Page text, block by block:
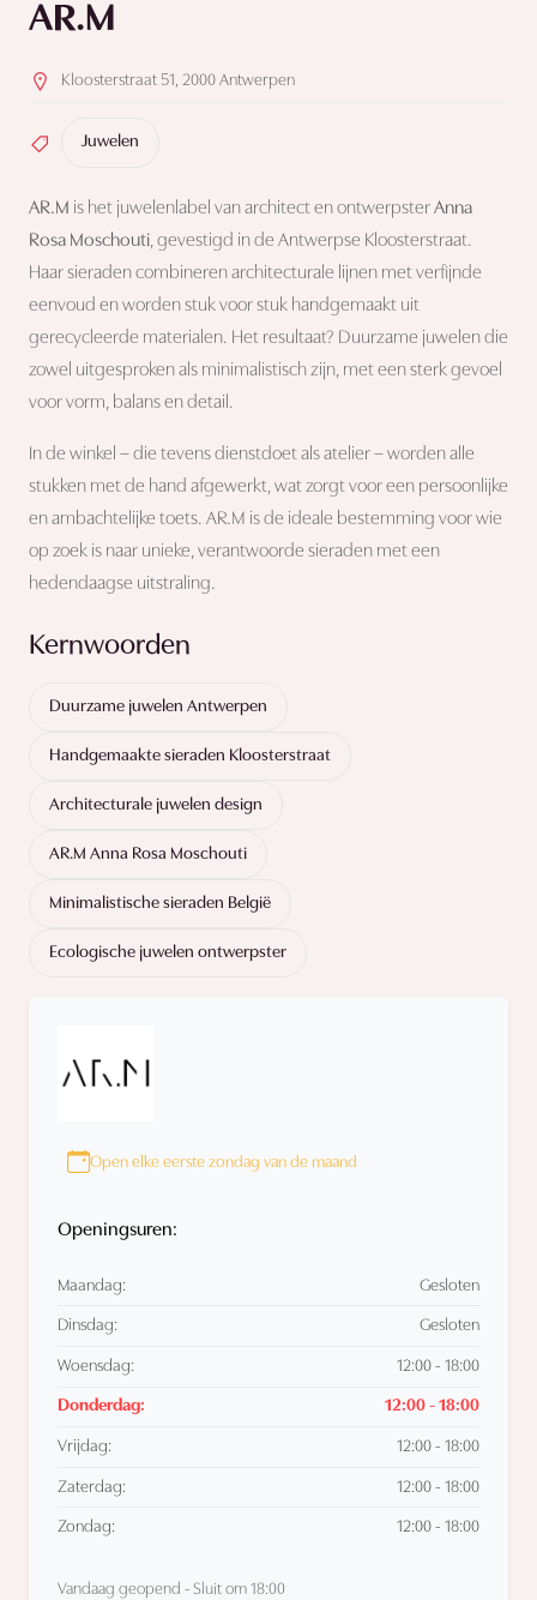
AR.M
Kloosterstraat 51, 2000 Antwerpen
Juwelen
AR.M is het juwelenlabel van architect en ontwerpsterAnna
Rosa Moschouti, gevestigd in de Antwerpse Kloosterstraat.
Haar sieraden combineren architecturale lijnen met verfijnde
eenvoud en worden stuk voor stuk handgemaakt uit
gerecycleerde materialen. Het resultaat? Duurzame juwelen die
zowel uitgesproken als minimalistisch zijn, met een sterk gevoel
voor vorm, balans en detail.
In de winkel – die tevens dienstdoet als atelier – worden alle
stukken met de hand afgewerkt, wat zorgt voor een persoonlijke
en ambachtelijke toets. AR.M is de ideale bestemming voor wie
op zoek is naar unieke, verantwoorde sieraden met een
hedendaagse uitstraling.
Kernwoorden
Duurzame juwelen Antwerpen
Handgemaakte sieraden Kloosterstraat
Architecturale juwelen design
AR.M Anna Rosa Moschouti
Minimalistische sieraden België
Ecologische juwelen ontwerpster
Open elke eerste zondag van de maand
Openingsuren:
Maandag: Gesloten
Dinsdag: Gesloten
Woensdag: 12:00 - 18:00
Donderdag: 12:00 - 18:00
Vrijdag: 12:00 - 18:00
Zaterdag: 12:00 - 18:00
Zondag: 12:00 - 18:00
Vandaag geopend - Sluit om 18:00